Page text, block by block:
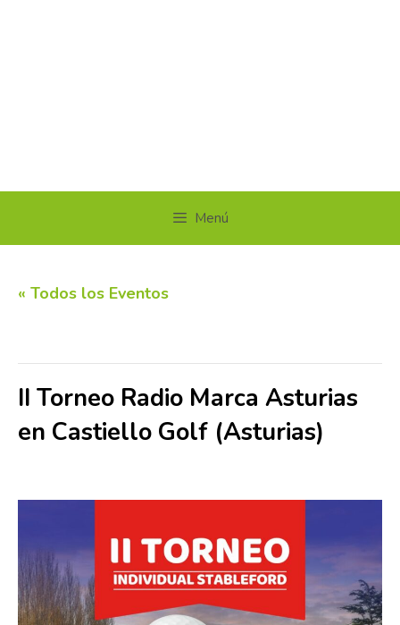
Menú
« Todos los Eventos
II Torneo Radio Marca Asturias
en Castiello Golf (Asturias)